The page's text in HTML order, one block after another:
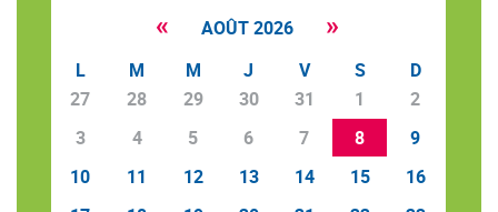
« AOÛT 2026 »
L M M J V S
D
27
28 29 30 31 1
2
3
4 5 6 7 8
9
10
11 12 13 14 15
16